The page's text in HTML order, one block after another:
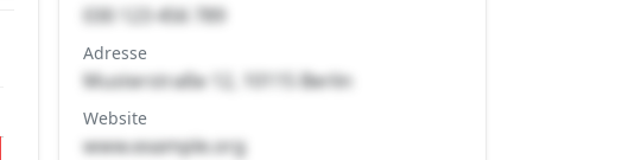
030 123 456 789
Adresse
Musterstraße 12, 10115 Berlin
Website
www.example.org